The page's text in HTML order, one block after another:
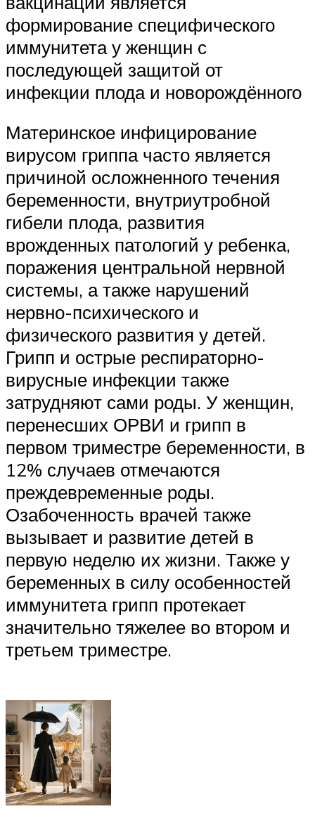
формирование специфического
иммунитета у женщин с
последующей защитой от
инфекции плода и новорождённого
Материнское инфицирование
вирусом гриппа часто является
причиной осложненного течения
беременности, внутриутробной
гибели плода, развития
врожденных патологий у ребенка,
поражения центральной нервной
системы, а также нарушений
нервно-психического и
физического развития у детей.
Грипп и острые респираторно-
вирусные инфекции также
затрудняют сами роды. У женщин,
перенесших ОРВИ и грипп в
первом триместре беременности, в
12% случаев отмечаются
преждевременные роды.
Озабоченность врачей также
вызывает и развитие детей в
первую неделю их жизни. Также у
беременных в силу особенностей
иммунитета грипп протекает
значительно тяжелее во втором и
третьем триместре.